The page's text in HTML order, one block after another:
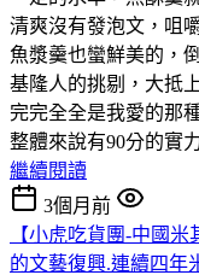
清爽沒有發泡文，咀
魚漿羹也蠻鮮美的，
基隆人的挑剔，大抵
完完全全是我愛的那
整體來說有90分的實
繼續閱讀
3個月前
【小虎吃貨團-中國
的文藝復興.連續四年